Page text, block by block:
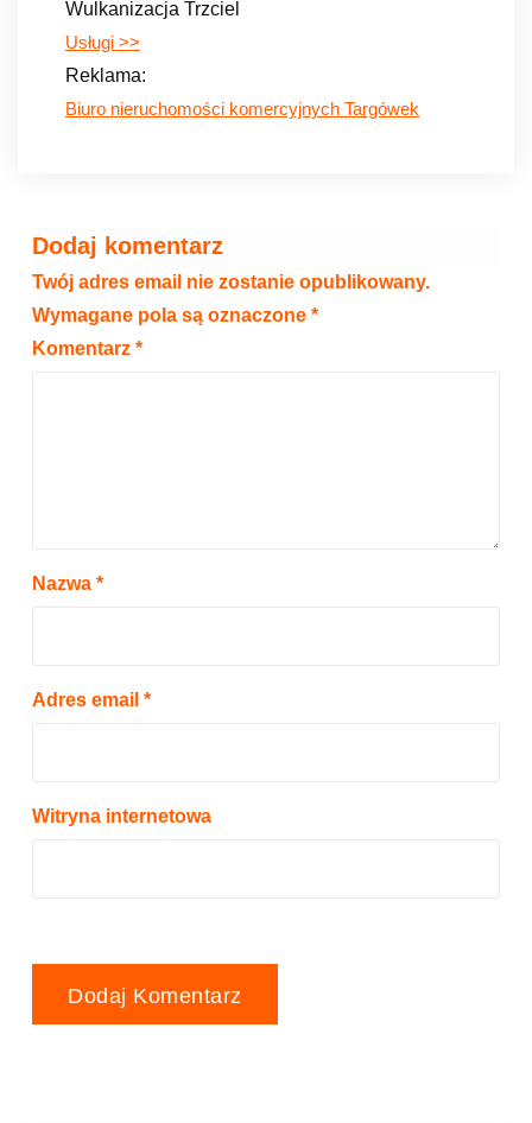
Wulkanizacja Trzciel
Usługi >>
Reklama:
Biuro nieruchomości komercyjnych Targówek
Dodaj komentarz
Twój adres email nie zostanie opublikowany.
Wymagane pola są oznaczone *
Komentarz *
Nazwa *
Adres email *
Witryna internetowa